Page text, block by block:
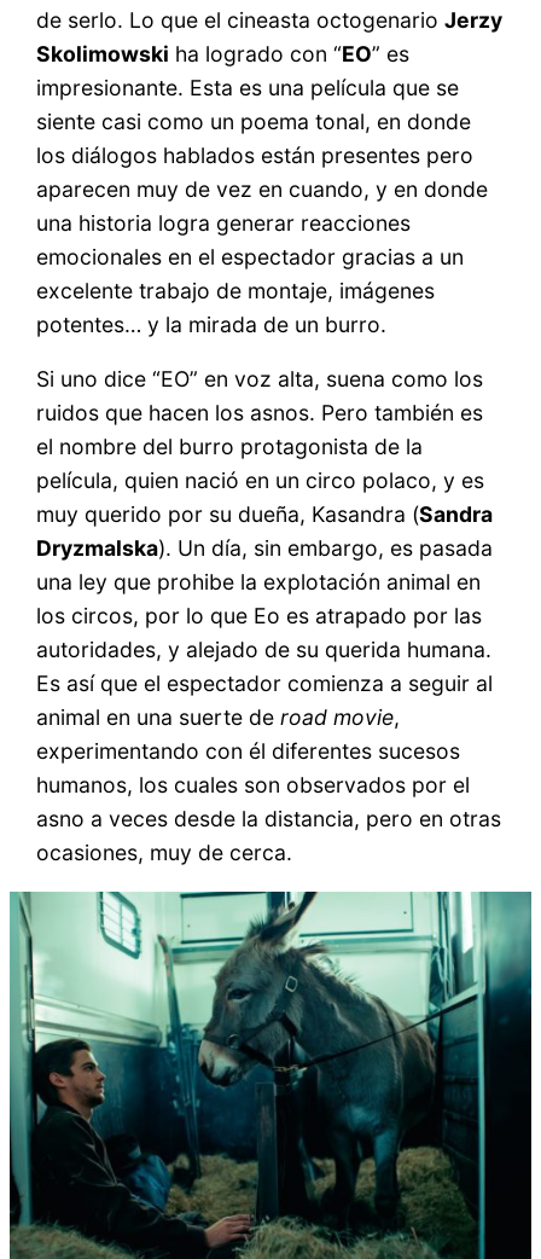
de serlo. Lo que el cineasta octogenarioJerzy
Skolimowski ha logrado con “EO” es
impresionante. Esta es una película que se
siente casi como un poema tonal, en donde
los diálogos hablados están presentes pero
aparecen muy de vez en cuando, y en donde
una historia logra generar reacciones
emocionales en el espectador gracias a un
excelente trabajo de montaje, imágenes
potentes… y la mirada de un burro.
Si uno dice “EO” en voz alta, suena como los
ruidos que hacen los asnos. Pero también es
el nombre del burro protagonista de la
película, quien nació en un circo polaco, y es
muy querido por su dueña, Kasandra (Sandra
Dryzmalska). Un día, sin embargo, es pasada
una ley que prohibe la explotación animal en
los circos, por lo que Eo es atrapado por las
autoridades, y alejado de su querida humana.
Es así que el espectador comienza a seguir al
animal en una suerte deroad movie,
experimentando con él diferentes sucesos
humanos, los cuales son observados por el
asno a veces desde la distancia, pero en otras
ocasiones, muy de cerca.